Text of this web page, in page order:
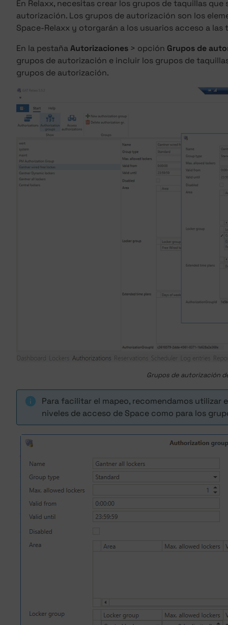
En Relaxx, necesitas crear los grupos de taquillas que
autorización. Los grupos de autorización son los
Space-Relaxx y otorgarán a los usuarios acceso a
En la pestañaAutorizaciones > opción Grupos de
grupos de autorización e incluir los grupos de
grupos de autorización.
Grupos de autorización
Para facilitar el mapeo, recomendamos utilizar
niveles de acceso de Space como para los